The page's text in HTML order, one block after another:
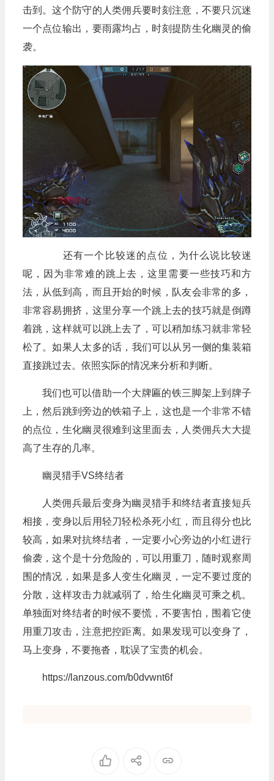
击到。这个防守的人类佣兵要时刻注意，不要只沉迷
一个点位输出，要雨露均占，时刻提防生化幽灵的偷
袭。
还有一个比较迷的点位，为什么说比较迷
呢，因为非常难的跳上去，这里需要一些技巧和方
法，从低到高，而且开始的时候，队友会非常的多，
非常容易拥挤，这里分享一个跳上去的技巧就是倒蹲
着跳，这样就可以跳上去了，可以稍加练习就非常轻
松了。如果人太多的话，我们可以从另一侧的集装箱
直接跳过去。依照实际的情况来分析和判断。
我们也可以借助一个大牌匾的铁三脚架上到牌子
上，然后跳到旁边的铁箱子上，这也是一个非常不错
的点位，生化幽灵很难到这里面去，人类佣兵大大提
高了生存的几率。
幽灵猎手VS终结者
人类佣兵最后变身为幽灵猎手和终结者直接短兵
相接，变身以后用轻刀轻松杀死小红，而且得分也比
较高，如果对抗终结者，一定要小心旁边的小红进行
偷袭，这个是十分危险的，可以用重刀，随时观察周
围的情况，如果是多人变生化幽灵，一定不要过度的
分散，这样攻击力就减弱了，给生化幽灵可乘之机。
单独面对终结者的时候不要慌，不要害怕，围着它使
用重刀攻击，注意把控距离。如果发现可以变身了，
马上变身，不要拖沓，耽误了宝贵的机会。
https://lanzous.com/b0dvwnt6f